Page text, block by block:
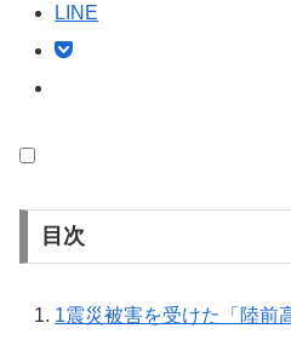
LINE
目次
1震災被害を受けた「陸前